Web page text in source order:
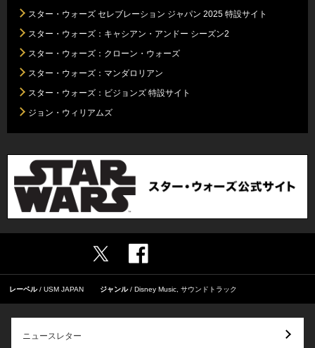
スター・ウォーズ セレブレーション ジャパン 2025 特設サイト
スター・ウォーズ：キャシアン・アンドー シーズン2
スター・ウォーズ：クローン・ウォーズ
スター・ウォーズ：マンダロリアン
スター・ウォーズ：ビジョンズ 特設サイト
ジョン・ウィリアムズ
レーベル USM JAPAN ジャンル Disney Music サウンドトラック
ニュースレター